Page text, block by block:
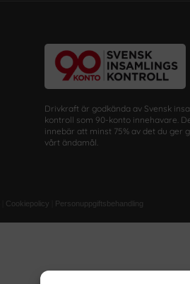
Drivkraft är godkända av Svensk
kontroll som 90-konto innehavare.
innebär att minst 75% av det du ger
vårt ändamål.
Cookiepolicy Personuppgiftsbehandling